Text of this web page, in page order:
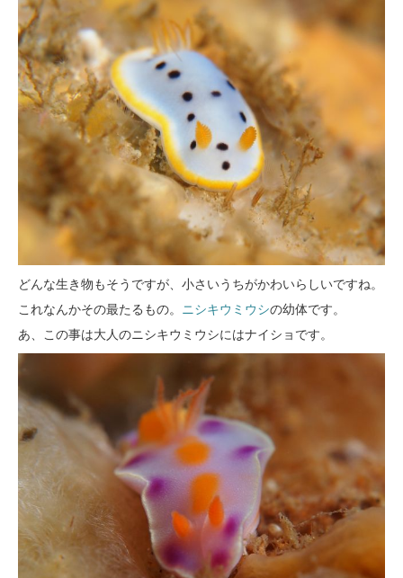
どんな生き物もそうですが、小さいうちがかわいらしいですね。
これなんかその最たるもの。 ニシキウミウシの幼体です。
あ、この事は大人のニシキウミウシにはナイショです。